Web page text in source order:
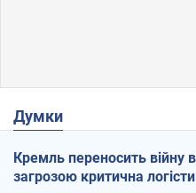
Думки
Кремль переносить війну
загрозою критична